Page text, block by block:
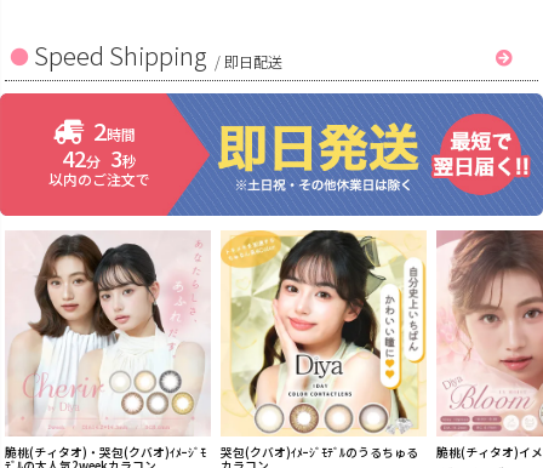
Speed Shipping / 即日配送
2時間
42分 2秒
以内のご注文で
脆桃(チィタオ)・哭包(クバオ)ｲﾒｰｼﾞﾓ 哭包(クバオ)ｲﾒｰｼﾞﾓﾃﾞﾙのうるちゅる 脆桃(チィタオ)イ